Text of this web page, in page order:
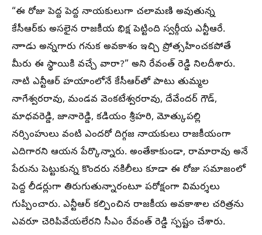
“ఈ రోజు పెద్ద పెద్ద నాయకులుగా చలామణి అవుతున్న
కేసీఆర్‌కు అసలైన రాజకీయ భిక్ష పెట్టింది స్వర్గీయ ఎన్టీఆరే.
నాాడు అన్నగారు గనుక అవకాశం ఇచ్చి ప్రోత్సహించకపోతే
మీరు ఈ స్థాయికి వచ్చే వారా?” అని రేవంత్ రెడ్డి నిలదీశారు.
నాటి ఎన్టీఆర్ హయాంలోనే కేసీఆర్‌తో పాటు తుమ్మల
నాగేశ్వరరావు, మండవ వెంకటేశ్వరరావు, దేవేందర్ గౌడ్,
మాధవరెడ్డి, జానారెడ్డి, కడియం శ్రీహరి, మోత్కుపల్లి
నర్సింహులు వంటి ఎందరో దిగ్గజ నాయకులు రాజకీయంగా
ఎదిగారని ఆయన పేర్కొన్నారు. అంతేకాకుండా, రామారావు అనే
పేరును పెట్టుకున్న కొందరు నకిలీలు కూడా ఈ రోజు సమాజంలో
పెద్ద లీడర్లుగా తిరుగుతున్నారంటూ పరోక్షంగా విమర్శలు
గుప్పించారు. ఎన్టీఆర్ కల్పించిన రాజకీయ అవకాశాల చరిత్రను
ఎవరూ చెరిపివేయలేరని సీఎం రేవంత్ రెడ్డి స్పష్టం చేశారు.